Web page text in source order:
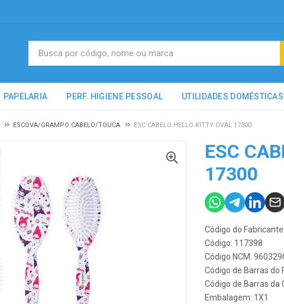
PAPELARIA PERF. HIGIENE PESSOAL UTILIDADES DOMÉSTICAS
ESCOVA/GRAMPO CABELO/TOUCA ESC CABELO HELLO KITTY OVAL 17300
ESC
17300
Código do
Código: 117398
Código NCM:
Código de Barras do
Código de Barras da
Embalagem: 1X1